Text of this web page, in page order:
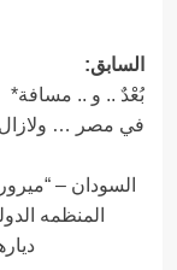
تصفّح
المقالات
السابق:
بُعْدٌ .. و ..
في مصر … ولازال
السودان –
المنظمه